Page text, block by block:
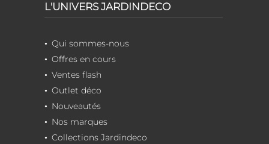
L'UNIVERS JARDINDECO
Qui sommes-nous
Offres en cours
Ventes flash
Outlet déco
Nouveautés
Nos marques
Collections Jardindeco